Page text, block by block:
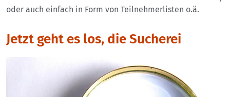
oder auch einfach in Form von Teilnehmerlisten o.ä.
Jetzt geht es los, die Sucherei